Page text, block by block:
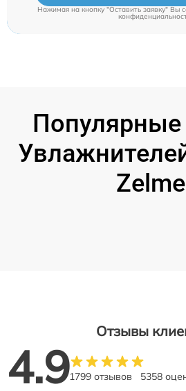
Нажимая на кнопку "Оставить заявку" Вы
Отзывы
4.91799 отзывов 5358